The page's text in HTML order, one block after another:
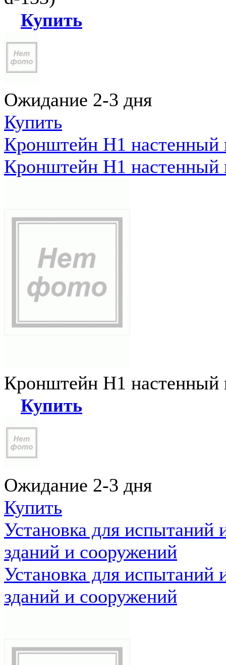
Купить
Ожидание 2-3 дня
Купить
Кронштейн Н1
Кронштейн Н1
Кронштейн Н1
Купить
Ожидание 2-3 дня
Купить
Установка для испытаний
зданий и сооружений
Установка для испытаний
зданий и сооружений